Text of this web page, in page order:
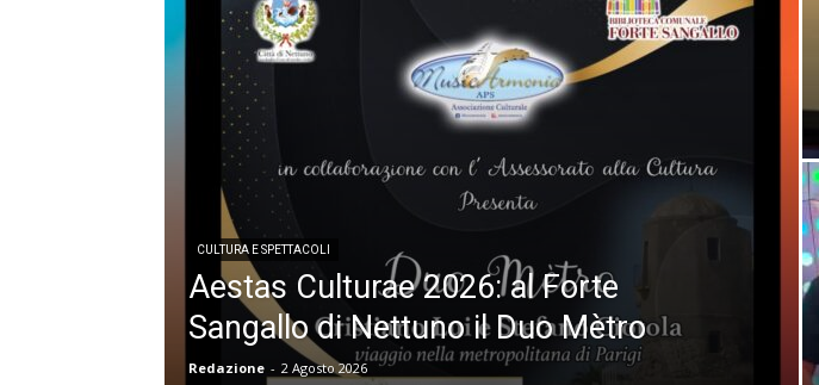
CULTURA E SPETTACOLI
Aestas Culturae 2026: al Forte
Sangallo di Nettuno il Duo Mètro
Redazione - 2 Agosto 2026